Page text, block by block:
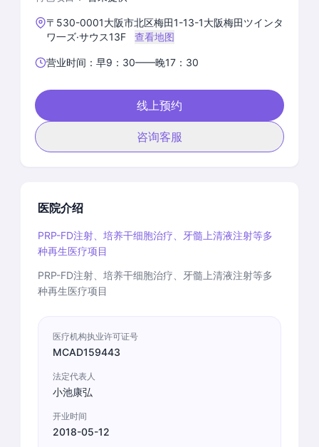
〒530-0001大阪市北区梅田1-13-1大阪梅田ツインタ
ワ一ズ·サウス13F
查看地图
营业时间：早9：30——晚17：30
线上预约
咨询客服
医院介绍
PRP-FD注射、培养干细胞治疗、牙髓上清液注射等多
种再生医疗项目
PRP-FD注射、培养干细胞治疗、牙髓上清液注射等多
种再生医疗项目
医疗机构执业许可证号
MCAD159443
法定代表人
小池康弘
开业时间
2018-05-12